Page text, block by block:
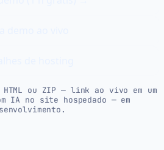
HTML ou ZIP — link ao vivo em um
IA no site hospedado — em